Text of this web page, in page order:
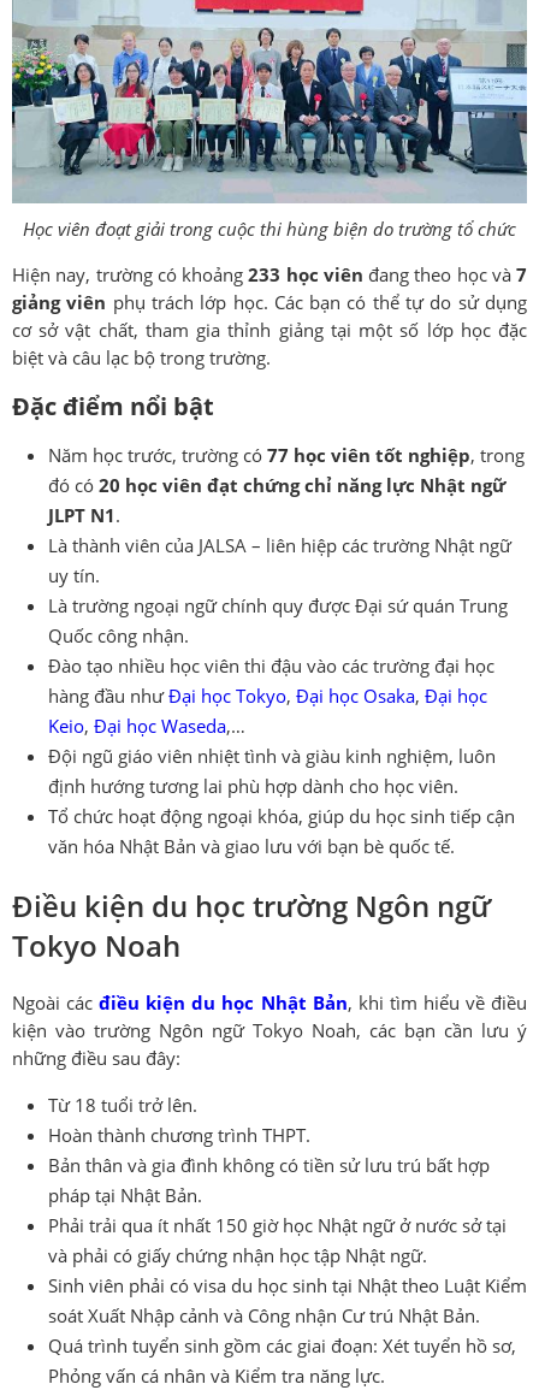
Học viên đoạt giải trong cuộc thi hùng biện do trường tổ chức
Hiện nay, trường có khoảng233 học viên đang theo học và 7
giảng viên phụ trách lớp học. Các bạn có thể tự do sử dụng
cơ sở vật chất, tham gia thỉnh giảng tại một số lớp học đặc
biệt và câu lạc bộ trong trường.
Đặc điểm nổi bật
Năm học trước, trường có 77 học viên tốt nghiệp, trong
đó có 20 học viên đạt chứng chỉ năng lực Nhật ngữ
JLPT N1.
Là thành viên của JALSA – liên hiệp các trường Nhật ngữ
uy tín.
Là trường ngoại ngữ chính quy được Đại sứ quán Trung
Quốc công nhận.
Đào tạo nhiều học viên thi đậu vào các trường đại học
hàng đầu nhưĐại học Tokyo, Đại học Osaka, Đại học
Keio, Đại học Waseda,…
Đội ngũ giáo viên nhiệt tình và giàu kinh nghiệm, luôn
định hướng tương lai phù hợp dành cho học viên.
Tổ chức hoạt động ngoại khóa, giúp du học sinh tiếp cận
văn hóa Nhật Bản và giao lưu với bạn bè quốc tế.
Điều kiện du học trường Ngôn ngữ
Tokyo Noah
Ngoài cácđiều kiện du học Nhật Bản, khi tìm hiểu về điều
kiện vào trường Ngôn ngữ Tokyo Noah, các bạn cần lưu ý
những điều sau đây:
Từ 18 tuổi trở lên.
Hoàn thành chương trình THPT.
Bản thân và gia đình không có tiền sử lưu trú bất hợp
pháp tại Nhật Bản.
Phải trải qua ít nhất 150 giờ học Nhật ngữ ở nước sở tại
và phải có giấy chứng nhận học tập Nhật ngữ.
Sinh viên phải có visa du học sinh tại Nhật theo Luật Kiểm
soát Xuất Nhập cảnh và Công nhận Cư trú Nhật Bản.
Quá trình tuyển sinh gồm các giai đoạn: Xét tuyển hồ sơ,
Phỏng vấn cá nhân và Kiểm tra năng lực.